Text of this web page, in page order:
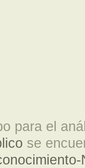
para el
se